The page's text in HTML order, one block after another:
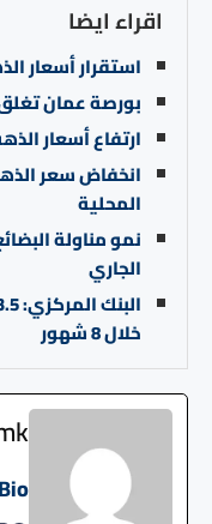
اقراء ايضا
استقرار أسعار
بورصة عمان تغلق
ارتفاع أسعار الذهب
انخفاض سعر
المحلية
الجاري
خلال 8 شهور